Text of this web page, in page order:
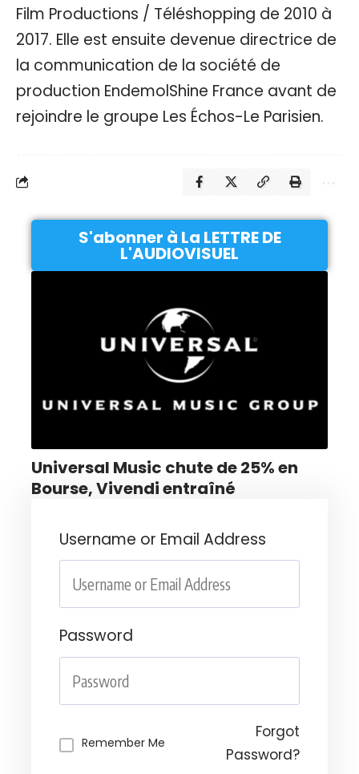
Film Productions / Téléshopping de 2010 à
2017. Elle est ensuite devenue directrice de
la communication de la société de
production EndemolShine France avant de
rejoindre le groupe Les Échos-Le Parisien.
S'abonner à La LETTRE DE
L'AUDIOVISUEL
Universal Music chute de 25% en
Bourse, Vivendi entraîné
Username or Email Address
Password
Remember Me
Forgot
Password?